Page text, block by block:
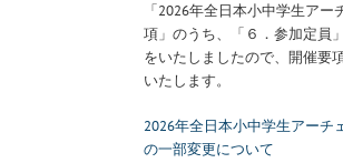
「2026年全日本小中学生ア
項」のうち、「６．参加定員
をいたしましたので、開催要
いたします。
2026年全日本小中学生アーチ
の一部変更について